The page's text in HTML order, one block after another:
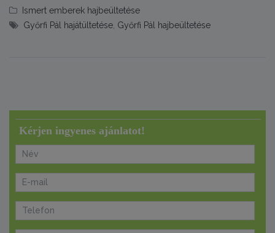
Ismert emberek hajbeültetése
Győrfi Pál hajátültetése Győrfi Pál hajbeültetése
Kérjen ingyenes ajánlatot!